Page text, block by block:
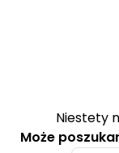
Niestety
Może